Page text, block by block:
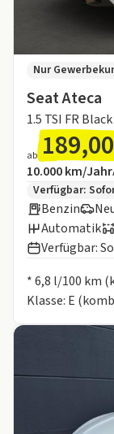
Seat Ateca
1.5 TSI FR
Nur
ab
Inklusive
10.000 km/Jahr
Zusätzliche
Verfügbar:
Benzin
Automatik
Verfügbar:
* 6,8 l/100 km
Klasse: E